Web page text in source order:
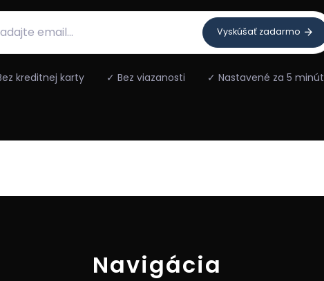
Vyskúšať zadarmo
kreditnej karty ✓ Bez viazanosti ✓ Nastavené za 5 minút
Navigácia